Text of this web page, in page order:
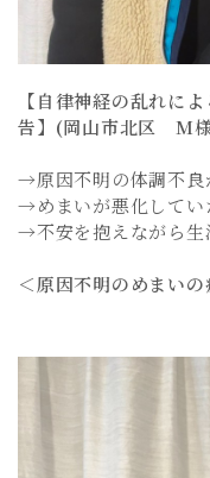
【自律神経の乱れに
告】(岡山市北区 M
→原因不明の体調不良
→めまいが悪化してい
→不安を抱えながら生
＜原因不明のめまい